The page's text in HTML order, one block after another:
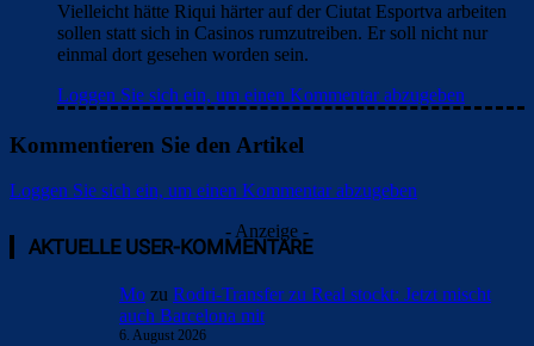
Vielleicht hätte Riqui härter auf der Ciutat Esportva arbeiten
sollen statt sich in Casinos rumzutreiben. Er soll nicht nur
einmal dort gesehen worden sein.
Loggen Sie sich ein, um einen Kommentar abzugeben
Kommentieren Sie den Artikel
Loggen Sie sich ein, um einen Kommentar abzugeben
- Anzeige -
AKTUELLE USER-KOMMENTARE
Mo zu Rodri-Transfer zu Real stockt: Jetzt mischt
auch Barcelona mit
6. August 2026